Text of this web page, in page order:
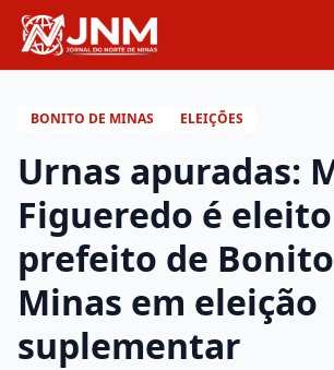
BONITO DE MINAS ELEIÇÕES
Urnas apuradas:
Figueredo é eleito
prefeito de
Minas em eleição
suplementar